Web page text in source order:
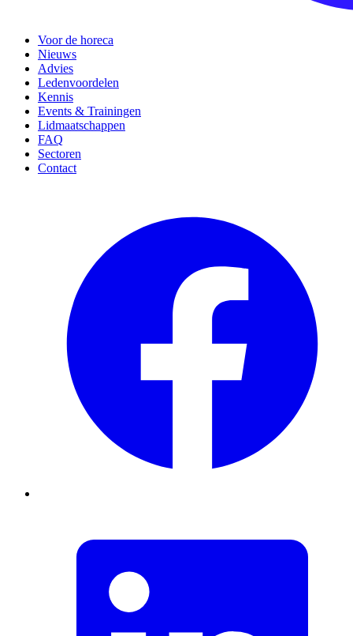
Voor de horeca
Nieuws
Advies
Ledenvoordelen
Kennis
Events & Trainingen
Lidmaatschappen
FAQ
Sectoren
Contact